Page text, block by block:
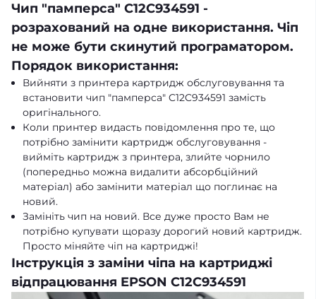
Чип "памперса" C12C934591 -
розрахований на одне використання. Чіп
не може бути скинутий програматором.
Порядок використання:
Вийняти з принтера картридж обслуговування та
встановити чип "памперса" C12C934591 замість
оригінального.
Коли принтер видасть повідомлення про те, що
потрібно замінити картридж обслуговування -
вийміть картридж з принтера, злийте чорнило
(попередньо можна видалити абсорбційний
матеріал) або замінити матеріал що поглинає на
новий.
Замініть чип на новий. Все дуже просто Вам не
потрібно купувати щоразу дорогий новий картридж.
Просто міняйте чіп на картриджі!
Інструкція з заміни чіпа на картриджі
відпрацювання EPSON C12C934591